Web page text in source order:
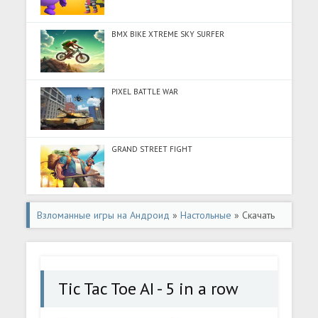
BMX BIKE XTREME SKY SURFER
PIXEL BATTLE WAR
GRAND STREET FIGHT
Взломанные игры на Андроид »Настольные » Скачать
Tic Tac Toe AI - 5 in a row (Много монет) на Андроид
Tic Tac Toe AI - 5 in a row